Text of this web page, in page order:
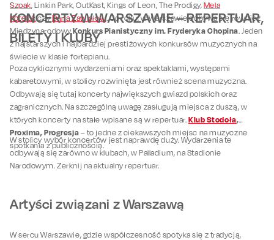
Szpak, Linkin Park, OutKast, Kings of Leon, The Prodigy, Mela
KotelukczyDaria Zawiałow. Co roku, w Warszawie odbywa się również
MiędzynarodowyKonkurs Pianistyczny im. Fryderyka Chopina. Jeden
z najstarszych i najbardziej prestiżowych konkursów muzycznych na
świecie w klasie fortepianu.
KONCERTY W WARSZAWIE – REPERTUAR,
BILETY I KLUBY
Poza cyklicznymi wydarzeniami oraz spektaklami, występami
kabaretowymi, w stolicy rozwinięta jest również scena muzyczna.
Odbywają się tutaj koncerty największych gwiazd polskich oraz
zagranicznych. Na szczególną uwagę zasługują miejsca z duszą, w
których koncerty na stałe wpisane są w repertuar. Klub Stodoła,
Proxima, Progresja – to jedne z ciekawszych miejsc na muzyczne
spotkania z publicznością.
W stolicy wybór koncertów jest naprawdę duży. Wydarzenia te
odbywają się zarówno w klubach, w Palladium, na Stadionie
Narodowym. Zerknij na aktualny repertuar.
Artyści związani z Warszawą
W sercu Warszawie, gdzie współczesność spotyka się z tradycją,